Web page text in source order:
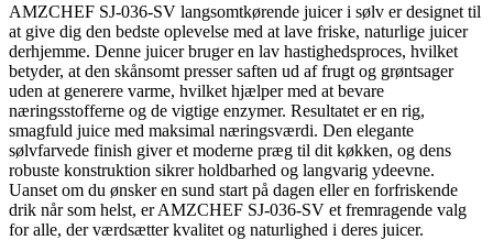
AMZCHEF SJ-036-SV langsomtkørende juicer i sølv er designet til
at give dig den bedste oplevelse med at lave friske, naturlige juicer
derhjemme. Denne juicer bruger en lav hastighedsproces, hvilket
betyder, at den skånsomt presser saften ud af frugt og grøntsager
uden at generere varme, hvilket hjælper med at bevare
næringsstofferne og de vigtige enzymer. Resultatet er en rig,
smagfuld juice med maksimal næringsværdi. Den elegante
sølvfarvede finish giver et moderne præg til dit køkken, og dens
robuste konstruktion sikrer holdbarhed og langvarig ydeevne.
Uanset om du ønsker en sund start på dagen eller en forfriskende
drik når som helst, er AMZCHEF SJ-036-SV et fremragende valg
for alle, der værdsætter kvalitet og naturlighed i deres juicer.